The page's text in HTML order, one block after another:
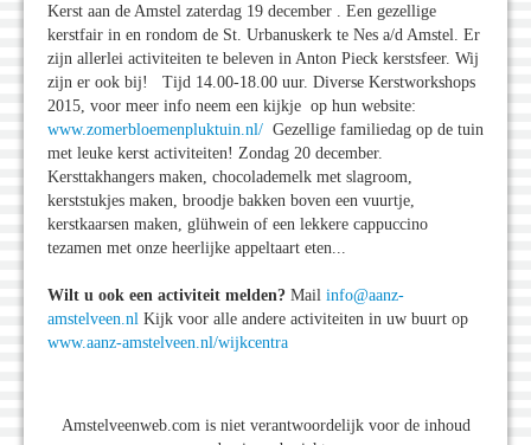
Kerst aan de Amstel zaterdag 19 december . Een gezellige
kerstfair in en rondom de St. Urbanuskerk te Nes a/d Amstel. Er
zijn allerlei activiteiten te beleven in Anton Pieck kerstsfeer. Wij
zijn er ook bij! Tijd 14.00-18.00 uur. Diverse Kerstworkshops
2015, voor meer info neem een kijkje op hun website:
www.zomerbloemenpluktuin.nl/ Gezellige familiedag op de tuin
met leuke kerst activiteiten! Zondag 20 december.
Kersttakhangers maken, chocolademelk met slagroom,
kerststukjes maken, broodje bakken boven een vuurtje,
kerstkaarsen maken, glühwein of een lekkere cappuccino
tezamen met onze heerlijke appeltaart eten...
Wilt u ook een activiteit melden? Mail info@aanz-
amstelveen.nl Kijk voor alle andere activiteiten in uw buurt op
www.aanz-amstelveen.nl/wijkcentra
Amstelveenweb.com is niet verantwoordelijk voor de inhoud